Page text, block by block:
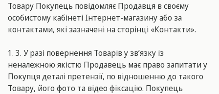
Товару Покупець повідомляє Продавця в своєму
особистому кабінеті Інтернет-магазину або за
контактами, які зазначені на сторінці «Контакти».
1. 3. У разі повернення Товарів у зв’язку із
неналежною якістю Продавець має право запитати у
Покупця деталі претензії, по відношенню до такого
Товару, його фото та відео фіксацію. Покупець